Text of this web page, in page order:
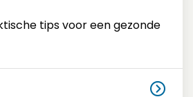
tips voor een gezonde